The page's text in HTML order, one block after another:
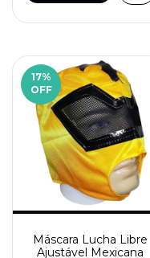
17%
OFF
Máscara Lucha Libre
Ajustável Mexicana